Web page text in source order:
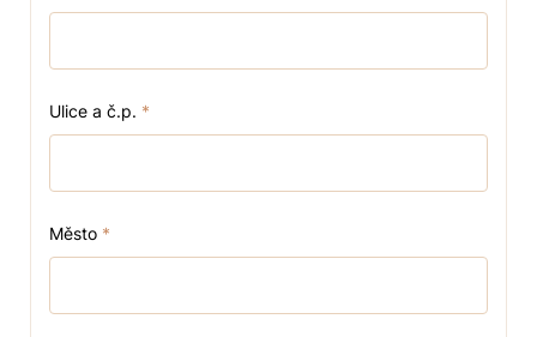
Ulice a č.p. *
Město *